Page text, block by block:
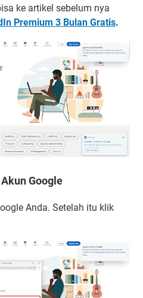
ke artikel sebelum nya
Premium 3 Bulan Gratis.
Google
Anda. Setelah itu klik